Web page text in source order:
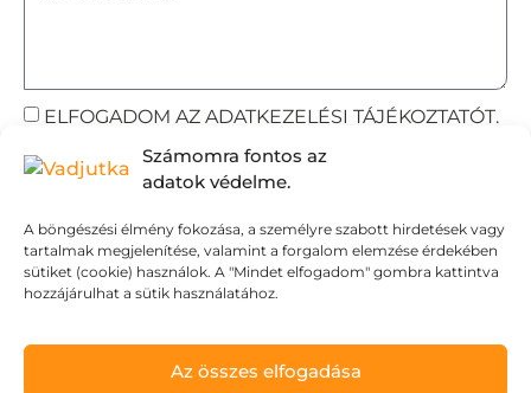
Számomra fontos az
adatok védelme.
A böngészési élmény fokozása, a személyre szabott hirdetések vagy
tartalmak megjelenítése, valamint a forgalom elemzése érdekében
sütiket (cookie) használok. A "Mindet elfogadom" gombra kattintva
hozzájárulhat a sütik használatához.
Az összes elfogadása
ELFOGADOM AZ ADATKEZELÉSI TÁJÉKOZTATÓT.
Elküldöm
Adatvédelmi tájékoztató
Általános Szerződési Feltételek
© Wild Judit. Minden jog fenntartva.